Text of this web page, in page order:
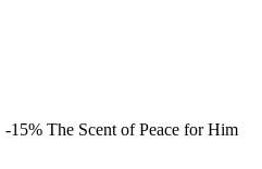
-15% The Scent of Peace for Him